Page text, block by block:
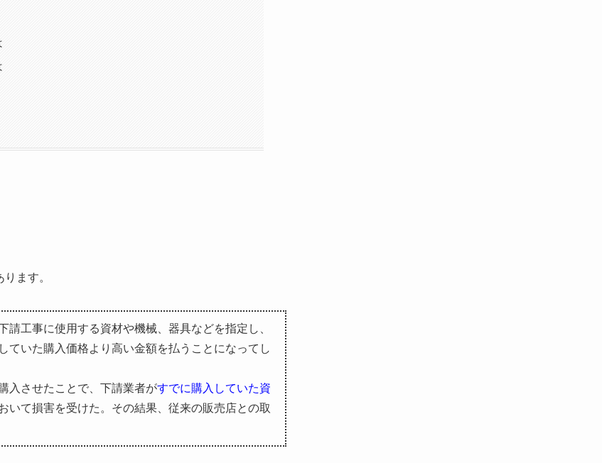
ます。
請工事に使用する資材や機械、器具などを指定し、
ていた購入価格より高い金額を払うことになってし
入させたことで、下請業者がすでに購入していた資
いて損害を受けた。その結果、従来の販売店との取